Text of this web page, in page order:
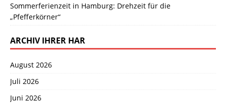
Sommerferienzeit in Hamburg: Drehzeit für die
„Pfefferkörner“
ARCHIV IHRER HAR
August 2026
Juli 2026
Juni 2026